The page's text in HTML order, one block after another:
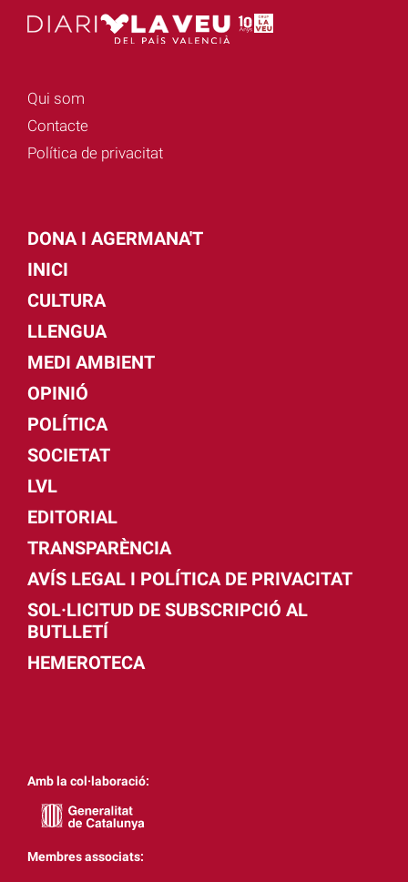
Qui som
Contacte
Política de privacitat
DONA I AGERMANA'T
INICI
CULTURA
LLENGUA
MEDI AMBIENT
OPINIÓ
POLÍTICA
SOCIETAT
LVL
EDITORIAL
TRANSPARÈNCIA
AVÍS LEGAL I POLÍTICA DE PRIVACITAT
SOL·LICITUD DE SUBSCRIPCIÓ AL
BUTLLETÍ
HEMEROTECA
Amb la col·laboració:
Membres associats: